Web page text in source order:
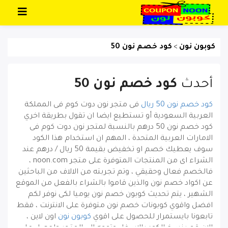
كوبون نون > كود خصم نون 50
أحدث كود خصم نون 50
كود خصم نون 50 ريال
فى متجر نون دوت كوم فى المملكة
العربية السعودية أو تستطيع ايضا ان تقول بطريقة اخري
كود خصم نون 50 درهم بالنسبة لمتجر نون دوت كوم فى
الامارات العربية المتحدة ، المهم ان استخدام هذا الكود
سوف يعطيك خصم او تخفيض بقيمة 50 ريال / درهم عند
الشراء اى من المنتجات المتوفرة على متجر noon.com ،
فالخصم فعال وحقيقي ، وتم تجربته من الالاف من الباحثين
عن اكواد خصم نون والذين قاموا بالشراء بالفعل من الموقع
الشهير ، يتم تحديث كوبون خصم نون يوميا لكى نوفر لكم
افضل واقوي كوبونات خصم نون متوفرة على الانترنت ، فقط
تابعونا بايستمرار للحصول على اقوي كوبون نون اون لاين ،